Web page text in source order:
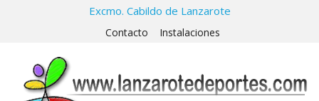
Excmo. Cabildo de Lanzarote
Contacto Instalaciones